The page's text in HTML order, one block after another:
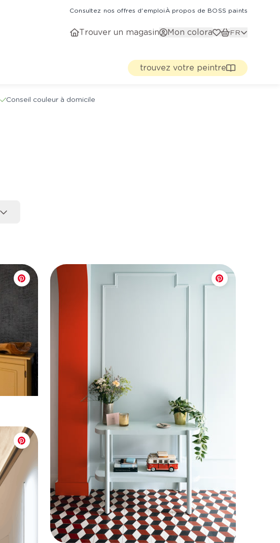
Consultez nos offres d'emploiÀ propos de BOSS paints
Trouver un magasin Mon colora FR
trouvez votre peintre
Conseil couleur à domicile